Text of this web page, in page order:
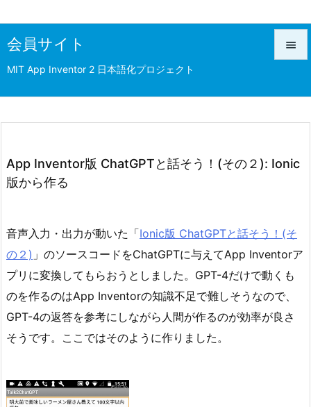
会員サイト
MIT App Inventor 2 日本語化プロジェクト

前へ
次へ
App Inventor版 ChatGPTと話そう！(その２): Ionic
版から作る
音声入力・出力が動いた「Ionic版 ChatGPTと話そう！(そ
の２) 」のソースコードをChatGPTに与えてApp Inventorア
プリに変換してもらおうとしました。GPT-4だけで動くも
のを作るのはApp Inventorの知識不足で難しそうなので、
GPT-4の返答を参考にしながら人間が作るのが効率が良さ
そうです。ここではそのように作りました。